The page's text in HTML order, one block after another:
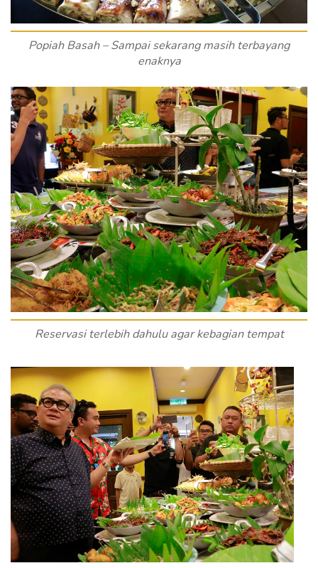
Popiah Basah – Sampai sekarang masih terbayang
enaknya
Reservasi terlebih dahulu agar kebagian tempat